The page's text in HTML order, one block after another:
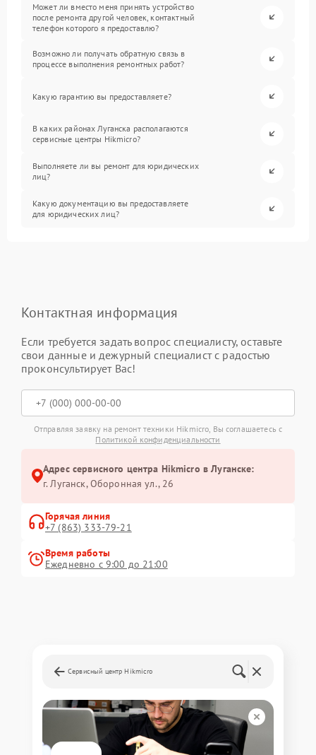
Может ли вместо меня принять устройство
после ремонта другой человек, контактный
телефон которого я предоставлю?
Возможно ли получать обратную связь в
процессе выполнения ремонтных работ?
Какую гарантию вы предоставляете?
В каких районах Луганска располагаются
сервисные центры Hikmicro?
Выполняете ли вы ремонт для юридических
лиц?
Какую документацию вы предоставляете
для юридических лиц?
Контактная информация
Если требуется задать вопрос специалисту, оставьте
свои данные и дежурный специалист с радостью
проконсультирует Вас!
Отправляя заявку на ремонт техники Hikmicro, Вы соглашаетесь с
Политикой конфиденциальности
Адрес сервисного центра Hikmicro в Луганске:
г. Луганск, Оборонная ул., 26
Горячая линия
+7 (863) 333-79-21
Время работы
Ежедневно с 9:00 до 21:00
Сервисный центр Hikmicro